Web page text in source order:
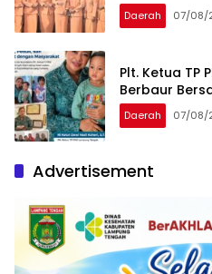
Daerah 07/08/
Plt. Ketua TP
Berbaur
Daerah 07/08/
Advertisement